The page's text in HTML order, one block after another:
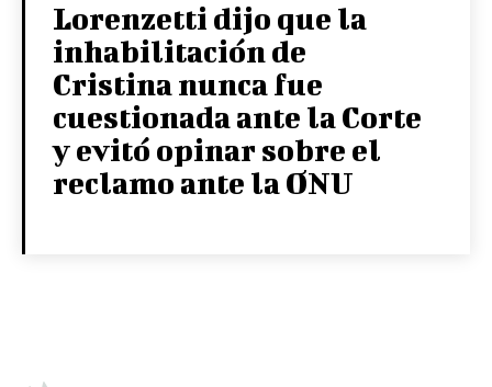
Lorenzetti dijo que la
inhabilitación de
Cristina nunca fue
cuestionada ante la Corte
y evitó opinar sobre el
reclamo ante la ONU